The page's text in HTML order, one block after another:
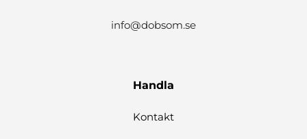
info@dobsom.se
Handla
Kontakt